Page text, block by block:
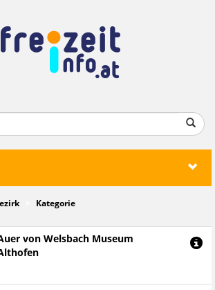
Kategorie
von Welsbach Museum